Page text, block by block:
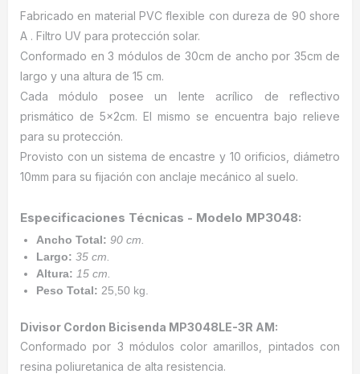
Fabricado en material PVC flexible con dureza de 90 shore
A . Filtro UV para protección solar.
Conformado en 3 módulos de 30cm de ancho por 35cm de
largo y una altura de 15 cm.
Cada módulo posee un lente acrílico de reflectivo
prismático de 5x2cm. El mismo se encuentra bajo relieve
para su protección.
Provisto con un sistema de encastre y 10 orificios, diámetro
10mm para su fijación con anclaje mecánico al suelo.
Especificaciones Técnicas - Modelo MP3048:
Ancho Total: 90 cm.
Largo: 35 cm.
Altura: 15 cm.
Peso Total: 25,50 kg.
Divisor Cordon Bicisenda MP3048LE-3R AM:
Conformado por 3 módulos color amarillos, pintados con
resina poliuretanica de alta resistencia.